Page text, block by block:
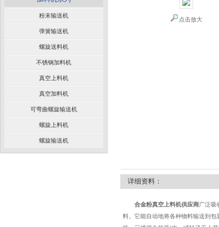
粉末输送机
弹簧输送机
螺旋送料机
不锈钢加料机
真空上料机
真空加料机
可弯曲螺旋输送机
螺旋上料机
螺旋输送机
点击放大
详细资料：
合金粉真空上料机供应商广泛吸
料。它能自动地将各种物料输送到